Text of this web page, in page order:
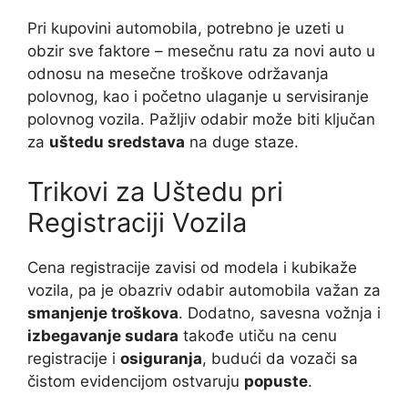
Pri kupovini automobila, potrebno je uzeti u
obzir sve faktore – mesečnu ratu za novi auto u
odnosu na mesečne troškove održavanja
polovnog, kao i početno ulaganje u servisiranje
polovnog vozila. Pažljiv odabir može biti ključan
za uštedu sredstava na duge staze.
Trikovi za Uštedu pri
Registraciji Vozila
Cena registracije zavisi od modela i kubikaže
vozila, pa je obazriv odabir automobila važan za
smanjenje troškova. Dodatno, savesna vožnja i
izbegavanje sudara takođe utiču na cenu
registracije i osiguranja, budući da vozači sa
čistom evidencijom ostvaruju popuste.